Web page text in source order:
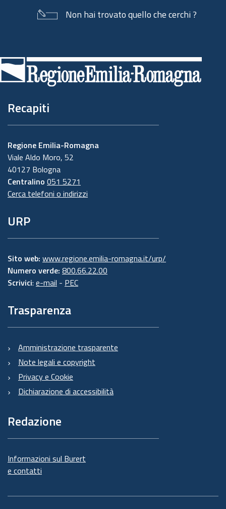
Non hai trovato quello che cerchi ?
di
pagina
Recapiti
Regione Emilia-Romagna
Viale Aldo Moro, 52
40127 Bologna
Centralino 051 5271
Cerca telefoni o indirizzi
URP
Sito web: www.regione.emilia-romagna.it/urp/
Numero verde: 800.66.22.00
Scrivici: e-mail - PEC
Trasparenza
Amministrazione trasparente
Note legali e copyright
Privacy e Cookie
Dichiarazione di accessibilità
Redazione
Informazioni sul Burert
e contatti